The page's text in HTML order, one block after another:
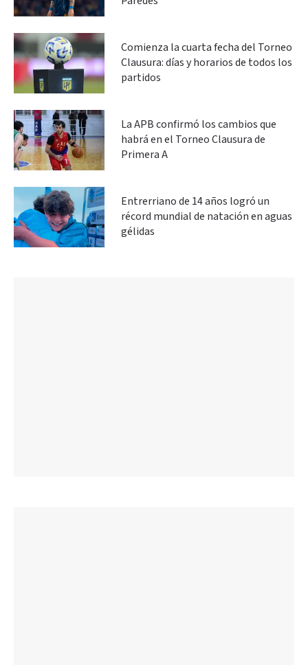
Comienza la cuarta fecha del Torneo
Clausura: días y horarios de todos los
partidos
La APB confirmó los cambios que
habrá en el Torneo Clausura de
Primera A
Entrerriano de 14 años logró un
récord mundial de natación en aguas
gélidas